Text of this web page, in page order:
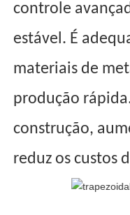
controle
estável. É
materiais de
produção
construção,
reduz os custos